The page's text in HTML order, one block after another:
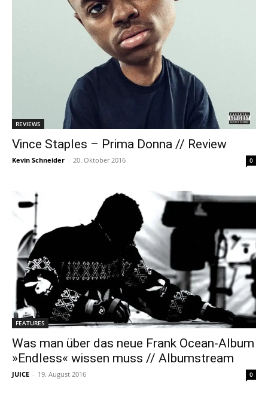
REVIEWS
Vince Staples – Prima Donna // Review
Kevin Schneider - 20. Oktober 2016 0
FEATURES
Was man über das neue Frank Ocean-Album
»Endless« wissen muss // Albumstream
JUICE - 19. August 2016 0